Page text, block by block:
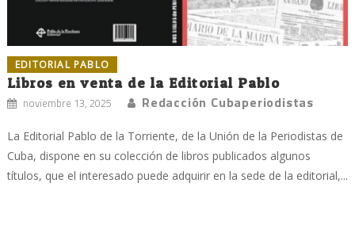
EDITORIAL PABLO
Libros en venta de la Editorial Pablo
noviembre 13, 2025 Redacción Cubaperiodistas
La Editorial Pablo de la Torriente, de la Unión de la Periodistas de
Cuba, dispone en su colección de libros publicados algunos
títulos, que el interesado puede adquirir en la sede de la editorial,...